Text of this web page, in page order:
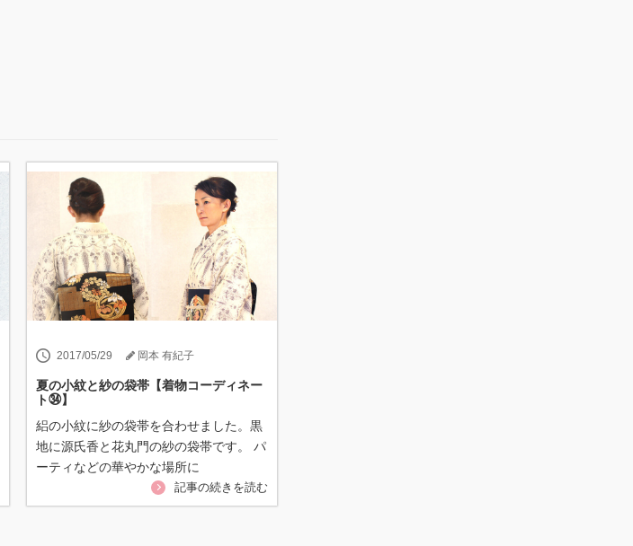
2017/05/29 岡本 有紀子
夏の小紋と紗の袋帯【着物コーディネー
ト㉞】
絽の小紋に紗の袋帯を合わせました。黒
地に源氏香と花丸門の紗の袋帯です。 パ
ーティなどの華やかな場所に
記事の続きを読む